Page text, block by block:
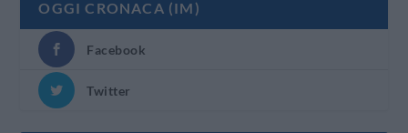
OGGI CRONACA (IM)
Facebook
Twitter